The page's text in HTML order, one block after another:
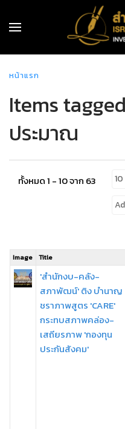
หน้าแรก
Items
ประมาณ
ทั้งหมด 1 - 10 จาก 63
Image Title
'สำนักงบ-คลัง-
สภาพัฒน์' ติง บำนาญ
ชราภาพสูตร 'CARE'
กระทบสภาพคล่อง-
เสถียรภาพ 'กองทุน
ประกันสังคม'